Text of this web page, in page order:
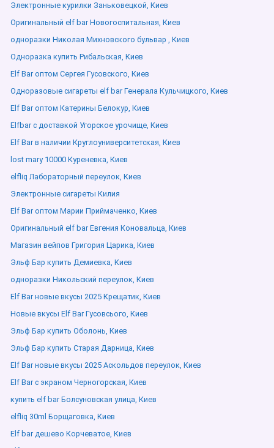
Электронные курилки Заньковецкой, Киев
Оригинальный elf bar Новогоспитальная, Киев
одноразки Николая Михновского бульвар , Киев
Одноразка купить Рибальская, Киев
Elf Bar оптом Сергея Гусовского, Киев
Одноразовые сигареты elf bar Генерала Кульчицкого, Киев
Elf Bar оптом Катерины Белокур, Киев
Elfbar с доставкой Угорское урочище, Киев
Elf Bar в наличии Круглоуниверситетская, Киев
lost mary 10000 Куреневка, Киев
elfliq Лабораторный переулок, Киев
Электронные сигареты Килия
Elf Bar оптом Марии Приймаченко, Киев
Оригинальный elf bar Евгения Коновальца, Киев
Магазин вейпов Григория Царика, Киев
Эльф Бар купить Демиевка, Киев
одноразки Никольский переулок, Киев
Elf Bar новые вкусы 2025 Крещатик, Киев
Новые вкусы Elf Bar Гусовсього, Киев
Эльф Бар купить Оболонь, Киев
Эльф Бар купить Старая Дарница, Киев
Elf Bar новые вкусы 2025 Аскольдов переулок, Киев
Elf Bar с экраном Черногорская, Киев
купить elf bar Болсуновская улица, Киев
elfliq 30ml Борщаговка, Киев
Elf bar дешево Корчеватое, Киев